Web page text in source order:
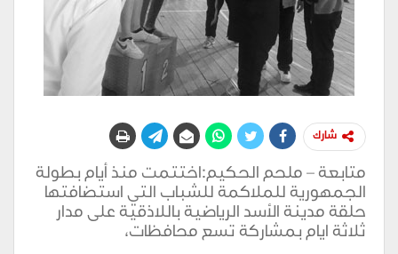
شارك
متابعة – ملحم الحكيم:اختتمت منذ أيام بطولة
الجمهورية للملاكمة للشباب التي استضافتها
حلقة مدينة الأسد الرياضية باللاذقية على مدار
ثلاثة ايام بمشاركة تسع محافظات،